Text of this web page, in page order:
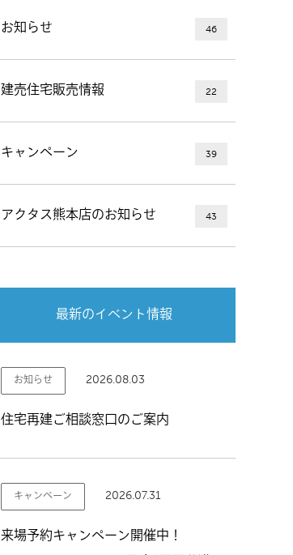
お知らせ 46
建売住宅販売情報 22
キャンペーン 39
アクタス熊本店のお知らせ 43
最新のイベント情報
お知らせ 2026.08.03
住宅再建ご相談窓口のご案内
キャンペーン 2026.07.31
来場予約キャンペーン開催中！